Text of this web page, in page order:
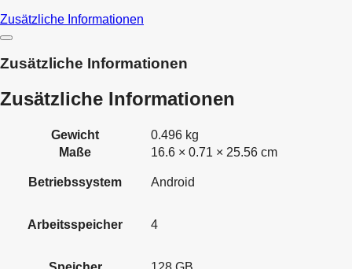
Zusätzliche Informationen
Zusätzliche Informationen
Zusätzliche Informationen
Gewicht
0.496 kg
Maße
16.6 × 0.71 × 25.56 cm
Betriebssystem Android
Arbeitsspeicher 4